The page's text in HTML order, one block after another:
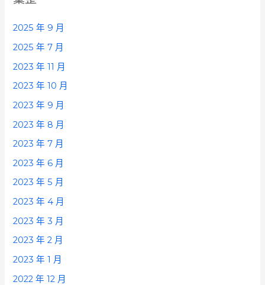
2025 年 9 月
2025 年 7 月
2023 年 11 月
2023 年 10 月
2023 年 9 月
2023 年 8 月
2023 年 7 月
2023 年 6 月
2023 年 5 月
2023 年 4 月
2023 年 3 月
2023 年 2 月
2023 年 1 月
2022 年 12 月